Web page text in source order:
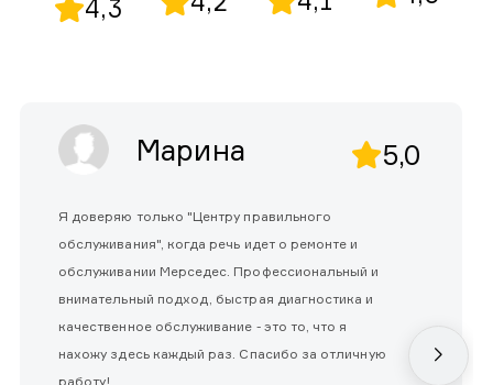
4,3
Марина 5,0
Я доверяю только "Центру правильного
обслуживания", когда речь идет о ремонте и
обслуживании Мерседес. Профессиональный и
внимательный подход, быстрая диагностика и
качественное обслуживание - это то, что я
нахожу здесь каждый раз. Спасибо за отличную
работу!